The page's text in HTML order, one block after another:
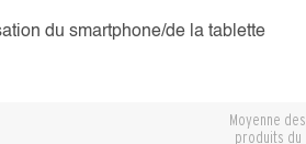
du smartphone/de la tablette
Moyenne des
produits du